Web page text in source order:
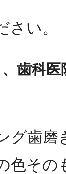
い。
歯科
グ歯磨
色その